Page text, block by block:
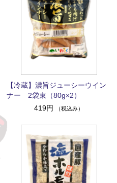
【冷蔵】濃旨ジューシーウイン
ナー 2袋束（80g×2）
419円
（税込み）